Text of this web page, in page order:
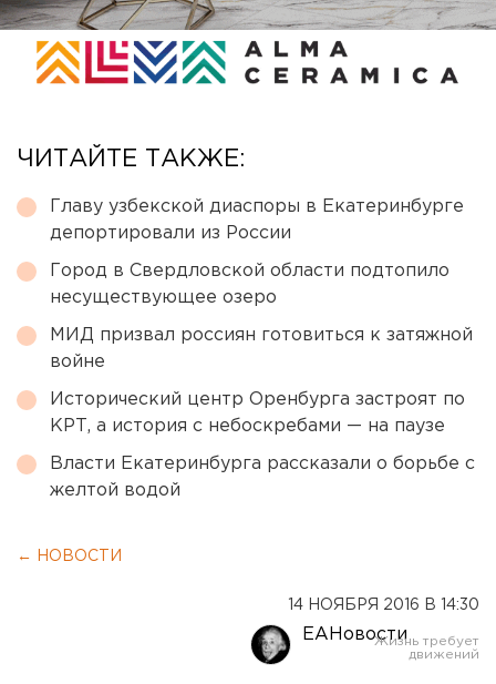
ЧИТАЙТЕ ТАКЖЕ:
Главу узбекской диаспоры в Екатеринбурге
депортировали из России
Город в Свердловской области подтопило
несуществующее озеро
МИД призвал россиян готовиться к затяжной
войне
Исторический центр Оренбурга застроят по
КРТ, а история с небоскребами — на паузе
Власти Екатеринбурга рассказали о борьбе с
желтой водой
← НОВОСТИ
14 НОЯБРЯ 2016 В 14:30
ЕАНовости